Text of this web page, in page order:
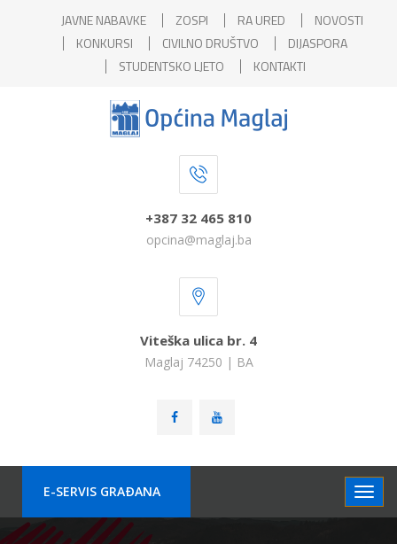
JAVNE NABAVKE ZOSPI RA URED
NOVOSTI
KONKURSI
CIVILNO DRUŠTVO
DIJASPORA
STUDENTSKO LJETO
KONTAKTI
+387 32 465 810
opcina@maglaj.ba
Viteška ulica br. 4
Maglaj 74250 | BA
E-SERVIS GRAÐANA